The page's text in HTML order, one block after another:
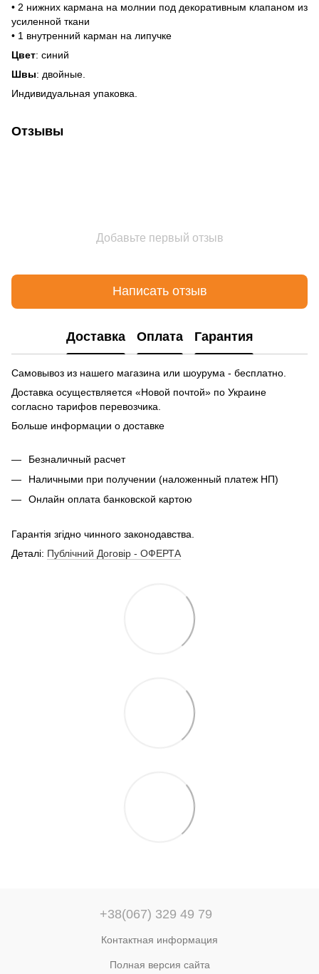
• 2 нижних кармана на молнии под декоративным клапаном из
усиленной ткани
• 1 внутренний карман на липучке
Цвет: синий
Швы: двойные.
Индивидуальная упаковка.
Отзывы
Добавьте первый отзыв
Написать отзыв
Доставка Оплата Гарантия
Самовывоз из нашего магазина или шоурума - бесплатно.
Доставка осуществляется «Новой почтой» по Украине
согласно тарифов перевозчика.
Больше информации о доставке
Безналичный расчет
Наличными при получении (наложенный платеж НП)
Онлайн оплата банковской картою
Гарантія згідно чинного законодавства.
Деталі: Публічний Договір - ОФЕРТА
+38(067) 329 49 79
Контактная информация
Полная версия сайта